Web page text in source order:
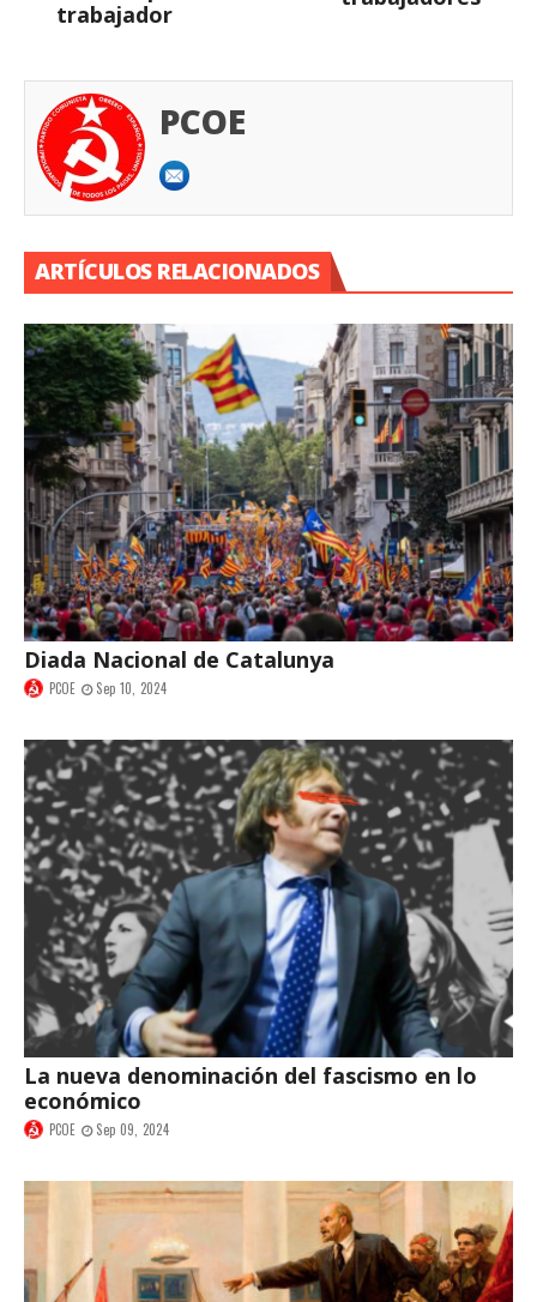
trabajador
PCOE
ARTÍCULOS RELACIONADOS
Diada Nacional de Catalunya
PCOE Sep 10, 2024
La nueva denominación del fascismo en lo
económico
PCOE Sep 09, 2024